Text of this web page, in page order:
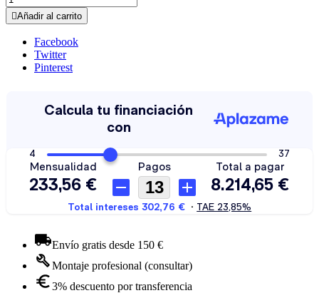
Añadir al carrito
Facebook
Twitter
Pinterest
Envío gratis desde 150 €
Montaje profesional (consultar)
3% descuento por transferencia